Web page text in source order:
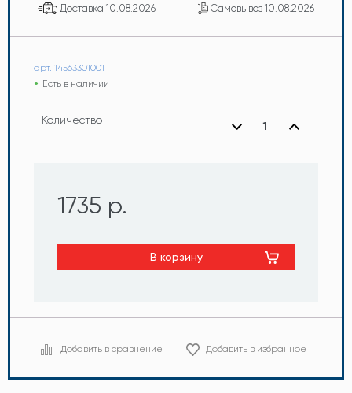
Доставка 10.08.2026 Самовывоз 10.08.2026
арт. 14563301001
Есть в наличии
Количество
1735 р.
В корзину
Добавить в сравнение Добавить в избранное